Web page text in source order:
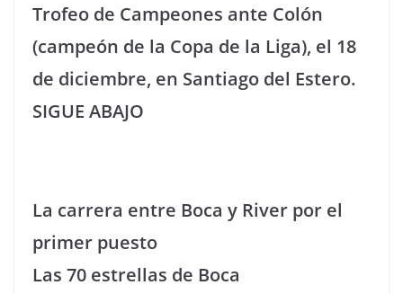
Trofeo de Campeones ante Colón
(campeón de la Copa de la Liga), el 18
de diciembre, en Santiago del Estero.
SIGUE ABAJO
La carrera entre Boca y River por el
primer puesto
Las 70 estrellas de Boca